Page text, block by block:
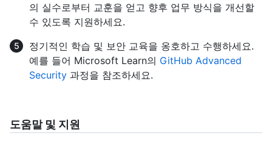
의 실수로부터 교훈을 얻고 향후 업무 방식을 개선할
수 있도록 지원하세요.
정기적인 학습 및 보안 교육을 옹호하고 수행하세요.
예를 들어 Microsoft Learn의 GitHub Advanced
Security 과정을 참조하세요.
도움말 및 지원